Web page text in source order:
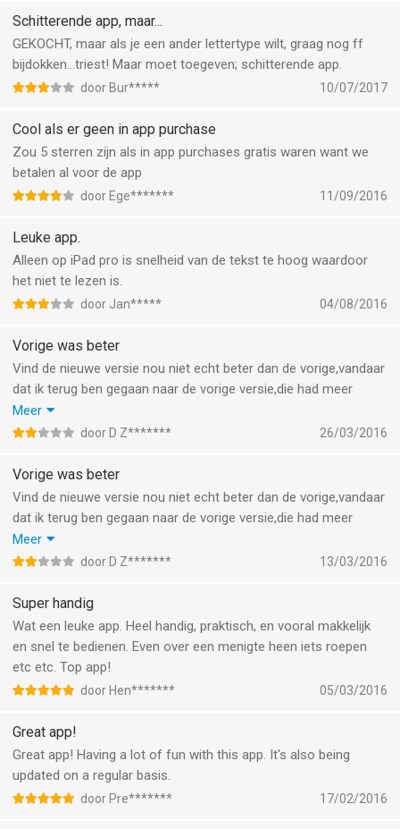
Schitterende app, maar...
GEKOCHT, maar als je een ander lettertype wilt, graag nog ff
bijdokken...triest! Maar moet toegeven; schitterende app.
door Bur***** 10/07/2017
Cool als er geen in app purchase
Zou 5 sterren zijn als in app purchases gratis waren want we
betalen al voor de app
door Ege******* 11/09/2016
Leuke app.
Alleen op iPad pro is snelheid van de tekst te hoog waardoor
het niet te lezen is.
door Jan***** 04/08/2016
Vorige was beter
Vind de nieuwe versie nou niet echt beter dan de vorige,vandaar
dat ik terug ben gegaan naar de vorige versie,die had meer
instellingen,zoals helderheid,zodat je o.a.ook wit had
kleurstelling nu is inderdaad "simpeler" maar zeker niet beter
Meer
door D Z******* 26/03/2016
Vorige was beter
Vind de nieuwe versie nou niet echt beter dan de vorige,vandaar
dat ik terug ben gegaan naar de vorige versie,die had meer
instellingen,zoals helderheid,zodat je o.a.ook wit had
kleurstelling nu is inderdaad "simpeler" maar zeker niet beter
Meer
door D Z******* 13/03/2016
Super handig
Wat een leuke app. Heel handig, praktisch, en vooral makkelijk
en snel te bedienen. Even over een menigte heen iets roepen
etc etc. Top app!
door Hen******* 05/03/2016
Great app!
Great app! Having a lot of fun with this app. It's also being
updated on a regular basis.
door Pre******* 17/02/2016